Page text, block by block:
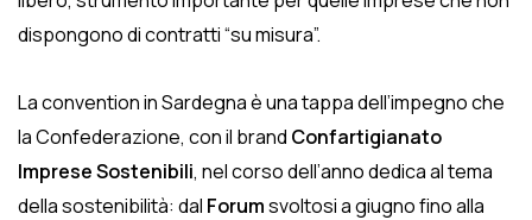
dispongono di contratti “su misura”.
La convention in Sardegna è una tappa dell’impegno che
la Confederazione, con il brand Confartigianato
Imprese Sostenibili, nel corso dell’anno dedica al tema
della sostenibilità: dal Forumsvoltosi a giugno fino alla